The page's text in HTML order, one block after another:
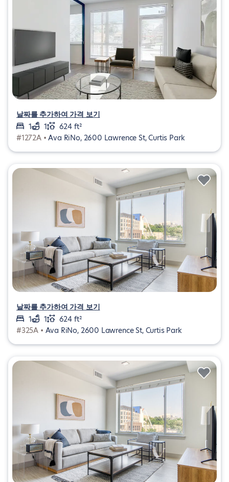
날짜를 추가하여 가격 보기
1
1
624 ft²
#1272A •Ava RiNo, 2600 Lawrence St, Curtis Park
날짜를 추가하여 가격 보기
1
1
624 ft²
#325A • Ava RiNo, 2600 Lawrence St, Curtis Park